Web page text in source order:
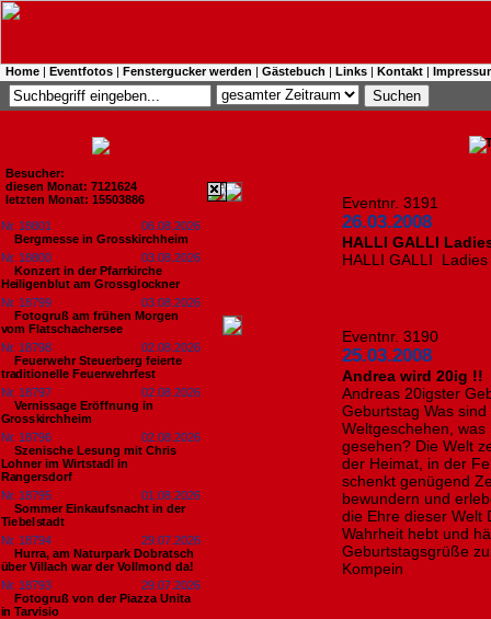
Home | Eventfotos | Fenstergucker werden | Gästebuch | Links | Kontakt |
Besucher:
diesen Monat: 7121624
letzten Monat: 15503886
Nr. 18801
06.08.2026
Bergmesse in Grosskirchheim
Nr. 18800
03.08.2026
Konzert in der Pfarrkirche
Heiligenblut am Grossglockner
Nr. 18799
03.08.2026
Fotogruß am frühen Morgen
vom Flatschachersee
Nr. 18798
02.08.2026
Feuerwehr Steuerberg feierte
traditionelle Feuerwehrfest
Nr. 18797
02.08.2026
Vernissage Eröffnung in
Grosskirchheim
Nr. 18796
02.08.2026
Szenische Lesung mit Chris
Lohner im Wirtstadl in
Rangersdorf
Nr. 18795
01.08.2026
Sommer Einkaufsnacht in der
Tiebelstadt
Nr. 18794
29.07.2026
Hurra, am Naturpark Dobratsch
über Villach war der Vollmond da!
Nr. 18793
29.07.2026
Fotogruß von der Piazza Unita
in Tarvisio
Eventnr. 3191
26.03.2008
HALLI GALLI
HALLI GALLI
Eventnr. 3190
25.03.2008
Andrea wird 20ig !!
Andreas 20igster
Geburtstag Was
Weltgeschehen,
gesehen? Die Welt
der Heimat, in der
schenkt genügend
bewundern und
die Ehre dieser Welt
Wahrheit hebt und
Geburtstagsgrüße
Kompein